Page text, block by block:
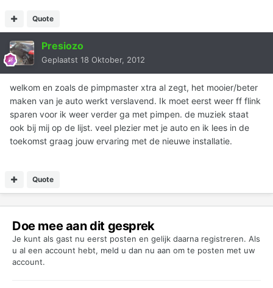
Quote
Presiozo
Geplaatst 18 Oktober, 2012
welkom en zoals de pimpmaster xtra al zegt, het mooier/beter
maken van je auto werkt verslavend. Ik moet eerst weer ff flink
sparen voor ik weer verder ga met pimpen. de muziek staat
ook bij mij op de lijst. veel plezier met je auto en ik lees in de
toekomst graag jouw ervaring met de nieuwe installatie.
Quote
Doe mee aan dit gesprek
Je kunt als gast nu eerst posten en gelijk daarna registreren. Als
u al een account hebt, meld u dan nu aan om te posten met uw
account.